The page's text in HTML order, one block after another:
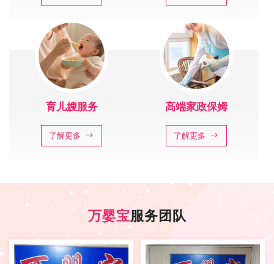
育儿嫂服务
了解更多
高端家政保姆
了解更多
万婴宝服务团队